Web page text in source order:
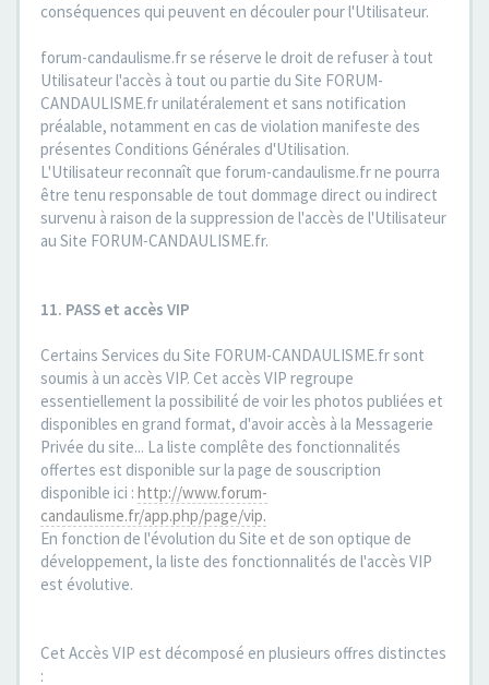
conséquences qui peuvent en découler pour l'Utilisateur.
forum-candaulisme.fr se réserve le droit de refuser à tout
Utilisateur l'accès à tout ou partie du Site FORUM-
CANDAULISME.fr unilatéralement et sans notification
préalable, notamment en cas de violation manifeste des
présentes Conditions Générales d'Utilisation.
L'Utilisateur reconnaît que forum-candaulisme.fr ne pourra
être tenu responsable de tout dommage direct ou indirect
survenu à raison de la suppression de l'accès de l'Utilisateur
au Site FORUM-CANDAULISME.fr.
11. PASS et accès VIP
Certains Services du Site FORUM-CANDAULISME.fr sont
soumis à un accès VIP. Cet accès VIP regroupe
essentiellement la possibilité de voir les photos publiées et
disponibles en grand format, d'avoir accès à la Messagerie
Privée du site... La liste complête des fonctionnalités
offertes est disponible sur la page de souscription
disponible ici : http://www.forum-
candaulisme.fr/app.php/page/vip.
En fonction de l'évolution du Site et de son optique de
développement, la liste des fonctionnalités de l'accès VIP
est évolutive.
Cet Accès VIP est décomposé en plusieurs offres distinctes
: